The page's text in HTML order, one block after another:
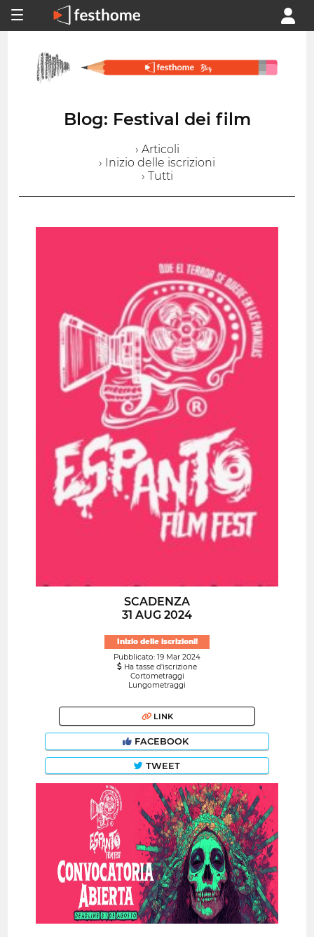
Blog: Festival dei film
› Articoli
› Inizio delle iscrizioni
› Tutti
SCADENZA
31 AUG 2024
Inizio delle iscrizioni!
Pubblicato: 19 Mar 2024
Ha tasse d'iscrizione
Cortometraggi
Lungometraggi
LINK
FACEBOOK
TWEET